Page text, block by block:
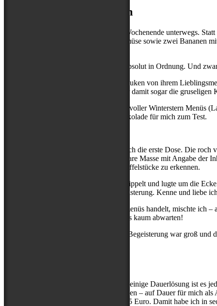
Die Sache mit dem Reisen
Vor kurzem waren wir ein verlängertes Wochenende unterwegs.
Aufbewahrungsdose geschreddertes Gemüse sowie zwei Bananen
Für solche Situationen finde ich Dosen absolut in Ordnung. Und
Bereits im letzten Jahr bekamen die Rabauken von ihrem
Angstnasen so sehr geschmeckt, dass wir damit sogar die
Nun erreichte uns ein großzügiges Paket voller Winterstern Menüs
sowie zweier Spielzeuge und einer Schokolade für mich zum Test.
Pünktlich zum ersten Dezember öffnete ich die erste Dose. Die
das Futter so echt aus. Keine undefinierbare Masse mit Angabe
enthalten sein, so waren eben auch Kartoffelstücke zu erkennen.
Neugierig kam das Mäkelmädchen angetippelt und lugte um die
innerlich jedoch natürlich über ihre Begeisterung. Kenne und liebe
Da es sich bei den Menüs um Komplettmenüs handelt, mischte ich
kleines bisschen in die Luft. Sie konnte es kaum abwarten!
So ging das auch die nächsten Tage, die Begeisterung war groß
So gern die Rabauken das hätten, eine alleinige Dauerlösung ist
Sparmöglichkeiten bei Online-Bestellungen – auf Dauer für mich
kostet mich ein Paket mit 12 Dosen ca. 65 Euro. Damit habe ich in